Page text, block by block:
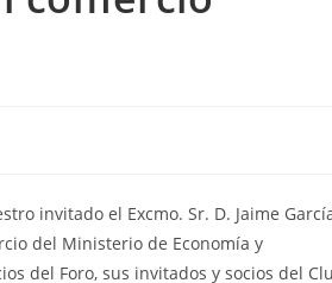
invitado el Excmo. Sr. D. Jaime
del Ministerio de Economía y
del Foro, sus invitados y socios del